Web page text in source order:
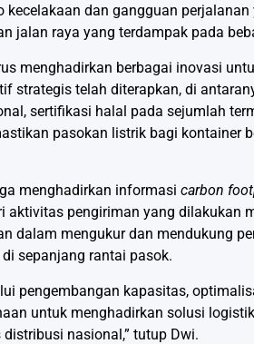
dan gangguan perjalanan
jalan raya yang terdampak pada
menghadirkan berbagai inovasi
strategis telah diterapkan, di
sertifikasi halal pada sejumlah
pasokan listrik bagi kontainer
menghadirkan informasi carbon
pengiriman yang dilakukan
dalam mengukur dan mendukung
di sepanjang rantai pasok.
pengembangan kapasitas,
untuk menghadirkan solusi
nasional,” tutup Dwi.